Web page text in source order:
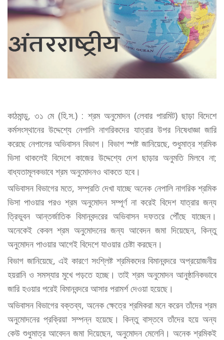
কাঠমান্ডু, ৩১ মে (হি.স.) : শ্রম অনুমোদন (লেবার পারমিট) ছাড়া বিদেশে
কর্মসংস্থানের উদ্দেশ্যে নেপালি নাগরিকদের যাত্রার উপর নিষেধাজ্ঞা জারি
করেছে নেপালের অভিবাসন বিভাগ। বিভাগ স্পষ্ট জানিয়েছে, শুধুমাত্র শ্রমিক
ভিসা থাকলেই বিদেশে কাজের উদ্দেশ্যে দেশ ছাড়ার অনুমতি মিলবে না;
বাধ্যতামূলকভাবে শ্রম অনুমোদনও থাকতে হবে।
অভিবাসন বিভাগের মতে, সম্প্রতি দেখা যাচ্ছে অনেক নেপালি নাগরিক শ্রমিক
ভিসা পাওয়ার পরও শ্রম অনুমোদন সম্পূর্ণ না করেই বিদেশ যাত্রার জন্য
ত্রিভুবন আন্তর্জাতিক বিমানবন্দরের অভিবাসন দফতরে পৌঁছে যাচ্ছেন।
অনেকেই কেবল শ্রম অনুমোদনের জন্য আবেদন জমা দিয়েছেন, কিন্তু
অনুমোদন পাওয়ার আগেই বিদেশে যাওয়ার চেষ্টা করছেন।
বিভাগ জানিয়েছে, এই কারণে সংশ্লিষ্ট শ্রমিকদের বিমানবন্দরে অপ্রয়োজনীয়
হয়রানি ও সমস্যার মুখে পড়তে হচ্ছে। তাই শ্রম অনুমোদন আনুষ্ঠানিকভাবে
জারি হওয়ার পরেই বিমানবন্দরে আসার পরামর্শ দেওয়া হয়েছে।
অভিবাসন বিভাগের বক্তব্য, অনেক ক্ষেত্রে শ্রমিকরা মনে করেন তাঁদের শ্রম
অনুমোদনের প্রক্রিয়া সম্পন্ন হয়েছে। কিন্তু বাস্তবে তাঁদের হয়ে অন্য
কেউ শুধুমাত্র আবেদন জমা দিয়েছেন, অনুমোদন মেলেনি। অনেক শ্রমিকই